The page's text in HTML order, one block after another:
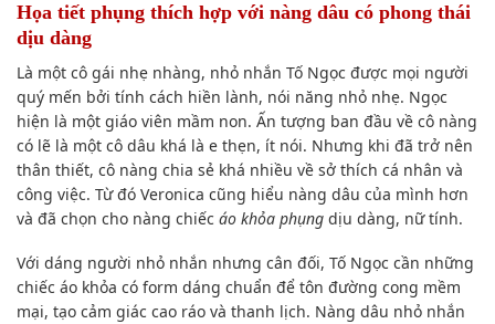
Họa tiết phụng thích hợp với nàng dâu có phong thái
dịu dàng
Là một cô gái nhẹ nhàng, nhỏ nhắn Tố Ngọc được mọi người
quý mến bởi tính cách hiền lành, nói năng nhỏ nhẹ. Ngọc
hiện là một giáo viên mầm non. Ấn tượng ban đầu về cô nàng
có lẽ là một cô dâu khá là e thẹn, ít nói. Nhưng khi đã trở nên
thân thiết, cô nàng chia sẻ khá nhiều về sở thích cá nhân và
công việc. Từ đó Veronica cũng hiểu nàng dâu của mình hơn
và đã chọn cho nàng chiếc áo khỏa phụng dịu dàng, nữ tính.
Với dáng người nhỏ nhắn nhưng cân đối, Tố Ngọc cần những
chiếc áo khỏa có form dáng chuẩn để tôn đường cong mềm
mại, tạo cảm giác cao ráo và thanh lịch. Nàng dâu nhỏ nhắn